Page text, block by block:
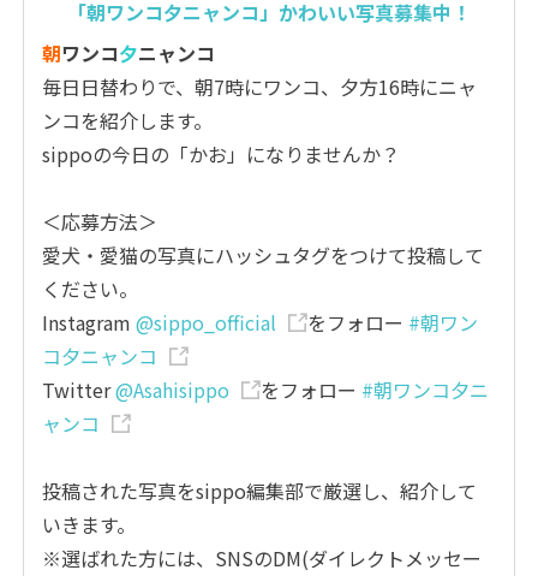
「朝ワンコ夕ニャンコ」かわいい写真募集中！
朝ワンコ夕ニャンコ
毎日日替わりで、朝7時にワンコ、夕方16時にニャ
ンコを紹介します。
sippoの今日の「かお」になりませんか？
＜応募方法＞
愛犬・愛猫の写真にハッシュタグをつけて投稿して
ください。
Instagram@sippo_official をフォロー #朝ワン
コ夕ニャンコ
Twitter@Asahisippo をフォロー #朝ワンコ夕ニ
ャンコ
投稿された写真をsippo編集部で厳選し、紹介して
いきます。
※選ばれた方には、SNSのDM(ダイレクトメッセー